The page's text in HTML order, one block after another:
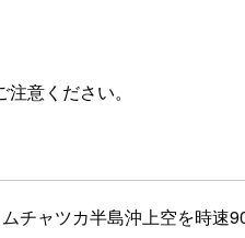
意ください。
チャツカ半島沖上空を時速